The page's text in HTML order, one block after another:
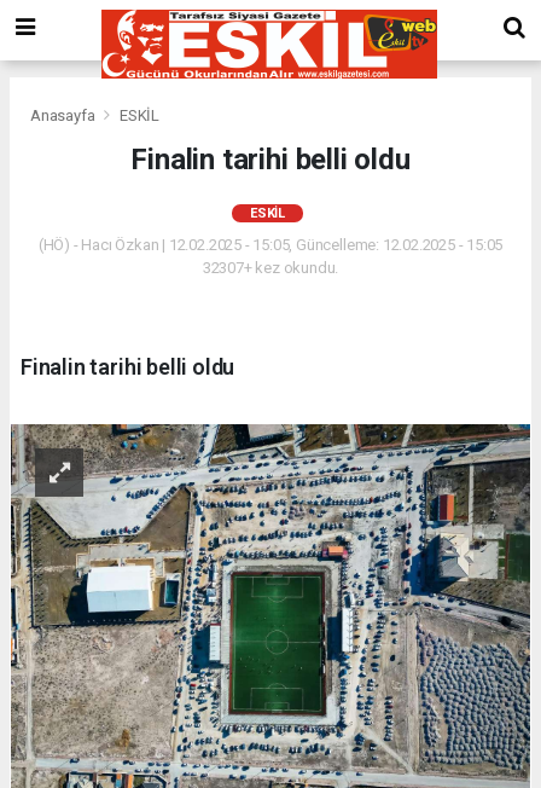
Anasayfa ESKİL
Finalin tarihi belli oldu
ESKİL
(HÖ) - Hacı Özkan | 12.02.2025 - 15:05, Güncelleme: 12.02.2025 - 15:05
32307+ kez okundu.
Finalin tarihi belli oldu